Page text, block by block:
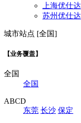
上海优仕达
苏州优仕达
城市站点 [全国]
【业务覆盖】
全国
全国
ABCD
东莞 长沙 保定